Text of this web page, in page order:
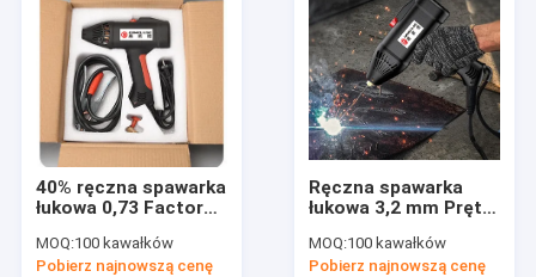
Spawacz MIG MMA
Spawarka TIG MMA kijowa
Spawacz ARC MMA do zastosowań przemysłowych
Ręczna spawarka łukowa
Przenośna przecinarka plazmowa
40% ręczna spawarka
łukowa 0,73 Factor
inwerterowa
MOQ:100 kawałków
Pobierz najnowszą cenę
Ręczna spawarka
łukowa 3,2 mm Pręt
inwerterowa MMA
MOQ:100 kawałków
Pobierz najnowszą cenę